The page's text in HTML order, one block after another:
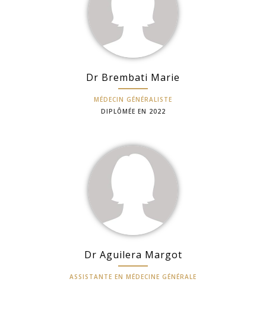
Dr Brembati Marie
MÉDECIN GÉNÉRALISTE
DIPLÔMÉE EN 2022
Dr Aguilera Margot
ASSISTANTE EN MÉDECINE GÉNÉRALE